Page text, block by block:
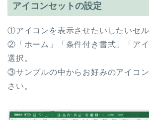
アイコンセットの設定
①アイコンを表示させたいしたいセル
②「ホーム」「条件付き書式」「ア
選択。
③サンプルの中からお好みのアイコ
さい。